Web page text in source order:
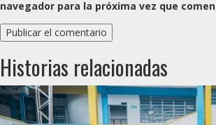
navegador para la próxima vez que
Historias relacionadas